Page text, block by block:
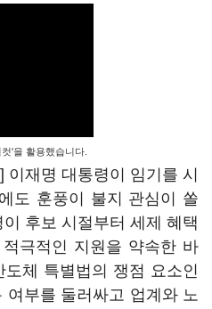
'을 활용했습니다.
재명 대통령이 임기를 시
도 훈풍이 불지 관심이 쏠
후보 시절부터 세제 혜택
극적인 지원을 약속한 바
체 특별법의 쟁점 요소인
부를 둘러싸고 업계와 노